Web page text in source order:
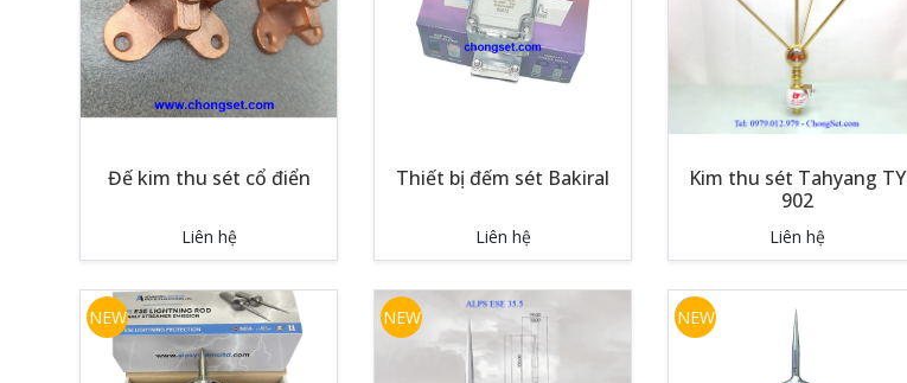
Đế kim thu sét cổ điển
Liên hệ
Thiết bị đếm sét Bakiral
Liên hệ
Kim thu sét Tahyang TY
902
Liên hệ
NEW NEW NEW